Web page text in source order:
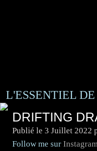
L'ESSENTIEL
DRIFTING
Publié le 3 Juillet 2022
Follow me sur Instagram